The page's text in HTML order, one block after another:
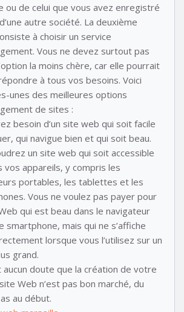
ou de celui que vous avez enregistré
autre société. La deuxième
à choisir un service
Vous ne devez surtout pas
la moins chère, car elle pourrait
à tous vos besoins. Voici
unes des meilleures options
de sites :
besoin d’un site web qui soit facile
qui navigue bien et qui soit beau.
un site web qui soit accessible
vos appareils, y compris les
portables, les tablettes et les
Vous ne voulez pas payer pour
qui est beau dans le navigateur
smartphone, mais qui ne s’affiche
lorsque vous l’utilisez sur un
grand.
aucun doute que la création de votre
Web n’est pas bon marché, du
au début.